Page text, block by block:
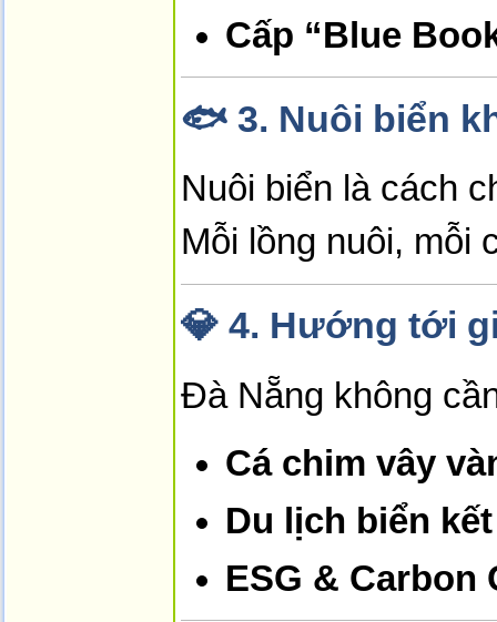
Cấp “Blue
🐟 3. Nuôi biển
Nuôi biển là cách
Mỗi lồng nuôi, mỗi
💎 4. Hướng tới
Đà Nẵng không
Cá chim vây
Du lịch biển
ESG & Carbon